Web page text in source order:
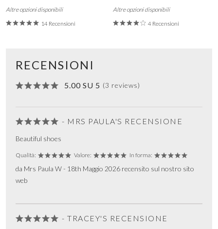
Altre opzioni disponibili
14 Recensioni
Altre opzioni disponibili
4 Recensioni
RECENSIONI
5.00 SU 5 (3 reviews)
- MRS PAULA'S RECENSIONE
Beautiful shoes
Qualità: Valore: In forma:
da Mrs Paula W - 18th Maggio 2026 recensito sul nostro sito
web
- TRACEY'S RECENSIONE